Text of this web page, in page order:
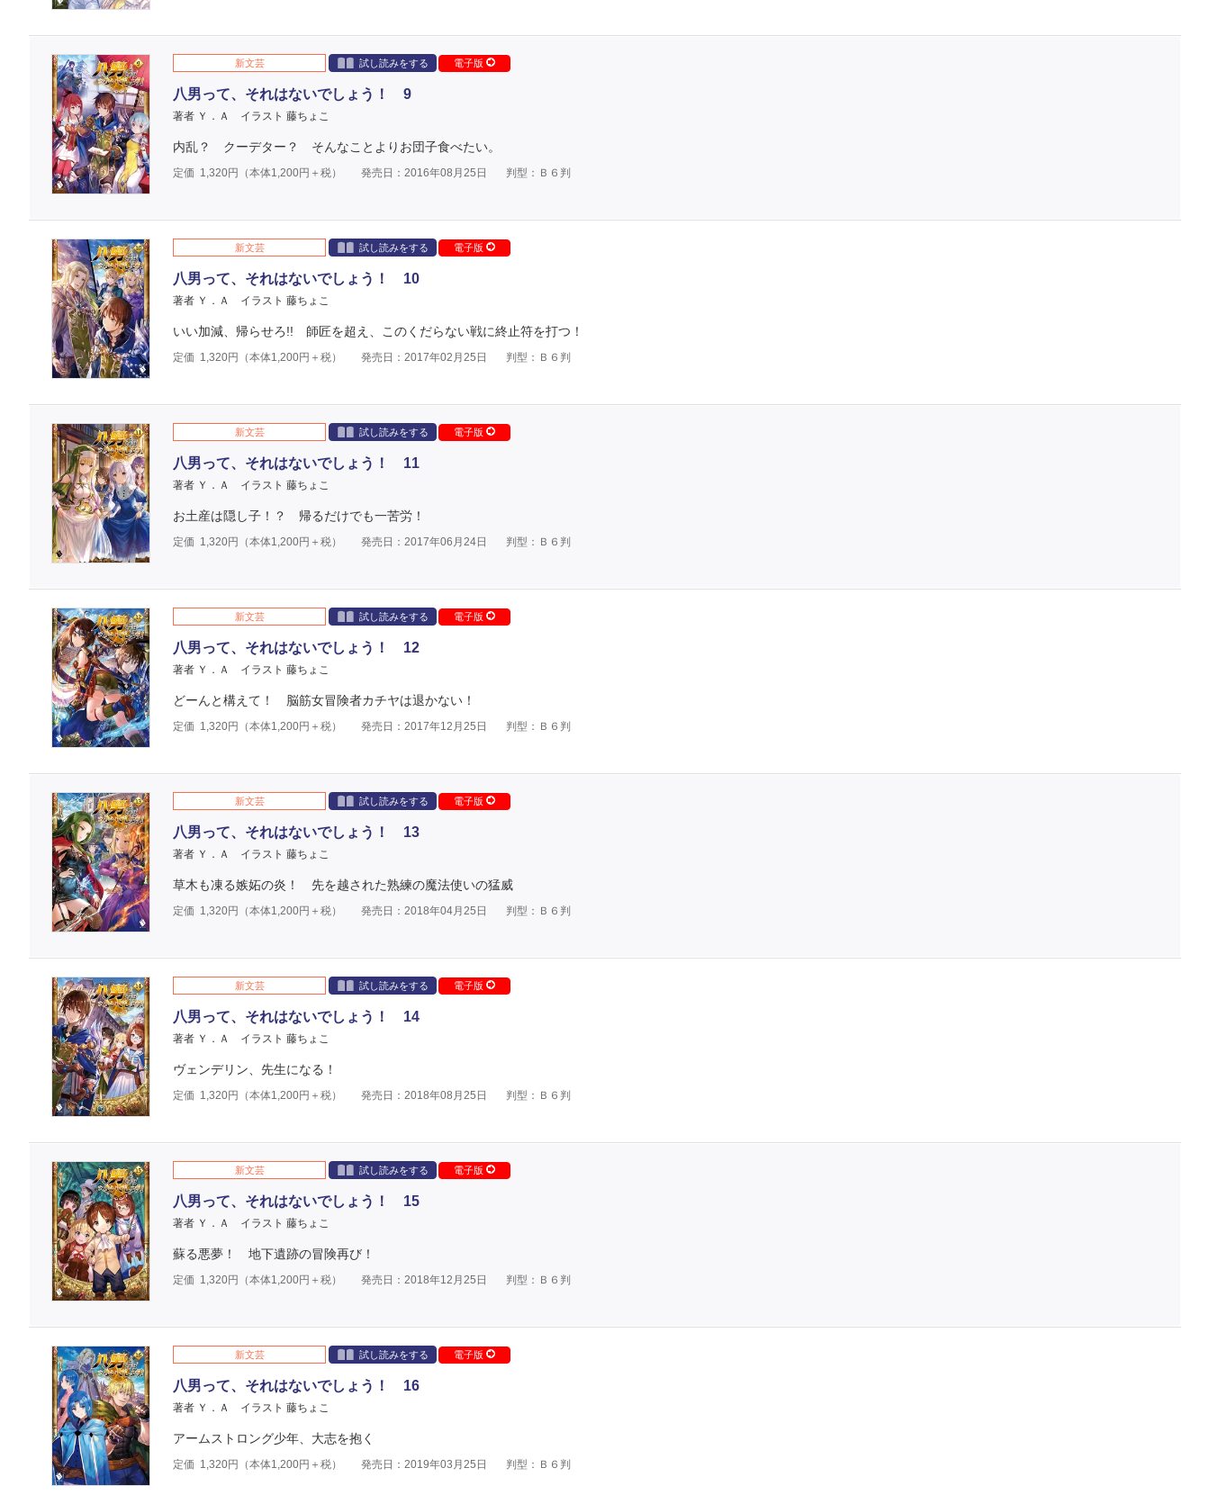
新文芸 試し読みをする 電子版
八男って、それはないでしょう！ 9
著者 Ｙ．Ａ イラスト 藤ちょこ
内乱？ クーデター？ そんなことよりお団子食べたい。
定価 1,320円（本体1,200円＋税） 発売日：2016年08月25日 判型：Ｂ６判
新文芸 試し読みをする 電子版
八男って、それはないでしょう！ 10
著者 Ｙ．Ａ イラスト 藤ちょこ
いい加減、帰らせろ!! 師匠を超え、このくだらない戦に終止符を打つ！
定価 1,320円（本体1,200円＋税） 発売日：2017年02月25日 判型：Ｂ６判
新文芸 試し読みをする 電子版
八男って、それはないでしょう！ 11
著者 Ｙ．Ａ イラスト 藤ちょこ
お土産は隠し子！？ 帰るだけでも一苦労！
定価 1,320円（本体1,200円＋税） 発売日：2017年06月24日 判型：Ｂ６判
新文芸 試し読みをする 電子版
八男って、それはないでしょう！ 12
著者 Ｙ．Ａ イラスト 藤ちょこ
どーんと構えて！ 脳筋女冒険者カチヤは退かない！
定価 1,320円（本体1,200円＋税） 発売日：2017年12月25日 判型：Ｂ６判
新文芸 試し読みをする 電子版
八男って、それはないでしょう！ 13
著者 Ｙ．Ａ イラスト 藤ちょこ
草木も凍る嫉妬の炎！ 先を越された熟練の魔法使いの猛威
定価 1,320円（本体1,200円＋税） 発売日：2018年04月25日 判型：Ｂ６判
新文芸 試し読みをする 電子版
八男って、それはないでしょう！ 14
著者 Ｙ．Ａ イラスト 藤ちょこ
ヴェンデリン、先生になる！
定価 1,320円（本体1,200円＋税） 発売日：2018年08月25日 判型：Ｂ６判
新文芸 試し読みをする 電子版
八男って、それはないでしょう！ 15
著者 Ｙ．Ａ イラスト 藤ちょこ
蘇る悪夢！ 地下遺跡の冒険再び！
定価 1,320円（本体1,200円＋税） 発売日：2018年12月25日 判型：Ｂ６判
新文芸 試し読みをする 電子版
八男って、それはないでしょう！ 16
著者 Ｙ．Ａ イラスト 藤ちょこ
アームストロング少年、大志を抱く
定価 1,320円（本体1,200円＋税） 発売日：2019年03月25日 判型：Ｂ６判